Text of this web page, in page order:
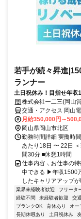
若手が続々昇進
ランナー
土日祝休み！目指せ年収
株式会社一二三(岡山
交通・アクセス 岡山
月給350,000円～
岡山県岡山市北区
勤務時間詳細 実働時
あたり18日 〜 22日
間30分 ■休憩1時間
仕事内容 ⸜ お仕事の
中できる ▶年収1500
したキャリアアップ
業界未経験者歓迎 フリータ
経験不問
未経験者歓迎 交
ブランクOK
育休あり オー
長期休暇あり
土日祝休み